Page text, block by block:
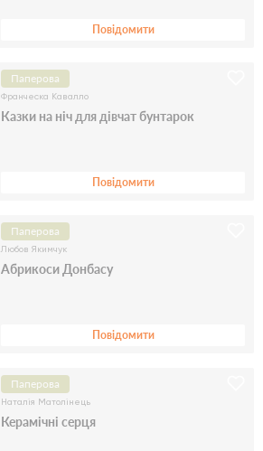
Повідомити
Паперова
Франческа Кавалло
Казки на ніч для дівчат бунтарок
Повідомити
Паперова
Любов Якимчук
Абрикоси Донбасу
Повідомити
Паперова
Наталія Матолінець
Керамічні серця